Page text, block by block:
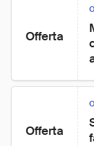
Offerta
Offerta